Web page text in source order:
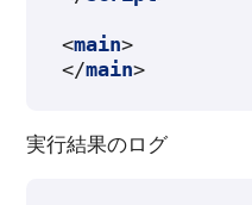
<main>
</main>
実行結果のログ